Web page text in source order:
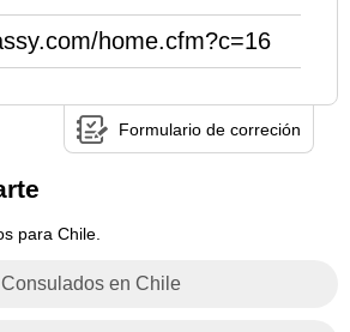
home.cfm?c=16
Formulario de correción
para Chile.
en Chile